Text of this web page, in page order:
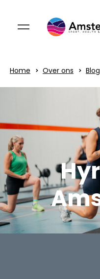
Home Over ons Blog